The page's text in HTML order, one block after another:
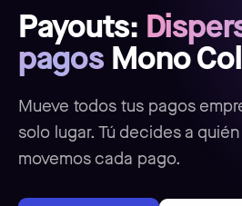
Payouts:
pagosMono
Mueve todos tus pagos
solo lugar. Tú decides a
movemos cada pago.